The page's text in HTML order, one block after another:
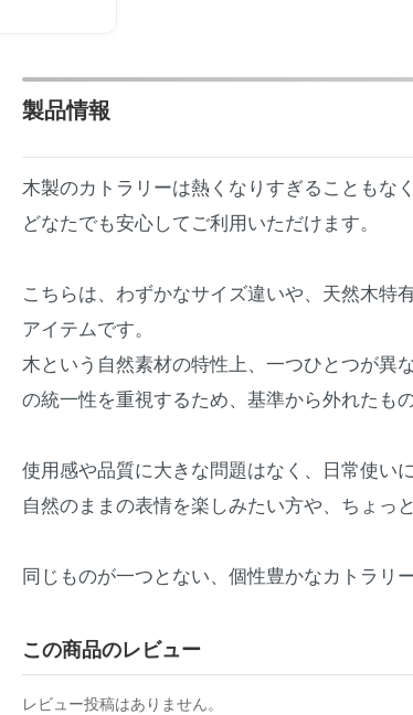
製品情報
木製のカトラリーは熱くなりすぎることもな
どなたでも安心してご利用いただけます。
こちらは、わずかなサイズ違いや、天然木特
アイテムです。
木という自然素材の特性上、一つひとつが異
の統一性を重視するため、基準から外れたも
使用感や品質に大きな問題はなく、日常使い
自然のままの表情を楽しみたい方や、ちょっ
同じものが一つとない、個性豊かなカトラリ
この商品のレビュー
レビュー投稿はありません。